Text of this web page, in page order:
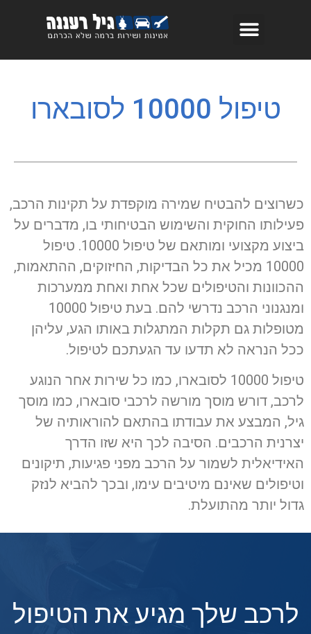
טיפול 10000 לסובארו
כשרוצים להבטיח שמירה מוקפדת על תקינות הרכב,
פעילותו החוקית והשימוש הבטיחותי בו, מדברים על
ביצוע מקצועי ומותאם של טיפול 10000. טיפול
10000 מכיל את כל הבדיקות, החיזוקים, ההתאמות,
ההכוונות והטיפולים שכל אחת ואחת ממערכות
ומנגנוני הרכב נדרשי להם. בעת טיפול 10000
מטופלות גם תקלות המתגלות באותו הגע, עליהן
ככל הנראה לא תדעו עד הגעתכם לטיפול.
טיפול 10000 לסובארו, כמו כל שירות אחר הנוגע
לרכב, דורש מוסך מורשה לרכבי סובארו, כמו מוסך
גיל, המבצע את עבודתו בהתאם להוראותיה של
יצרנית הרכבים. הסיבה לכך היא שזו הדרך
האידיאלית לשמור על הרכב מפני פגיעות, תיקונים
וטיפולים שאינם מיטיבים עימו, ובכך להביא לנזק
גדול יותר מהתועלת.
לרכב שלך מגיע את הטיפול